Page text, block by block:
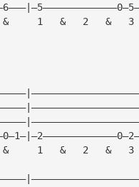
1   &   2   &   3
1   &   2   &   3